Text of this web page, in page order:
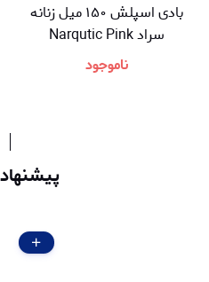
بادی اسپلش ۱۵۰ میل زنانه
سراد Narqutic Pink
ناموجود